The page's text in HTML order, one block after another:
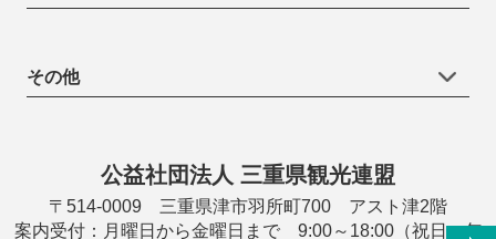
その他
公益社団法人 三重県観光連盟
〒514-0009 三重県津市羽所町700 アスト津2階
案内受付：月曜日から金曜日まで 9:00～18:00（祝日・年